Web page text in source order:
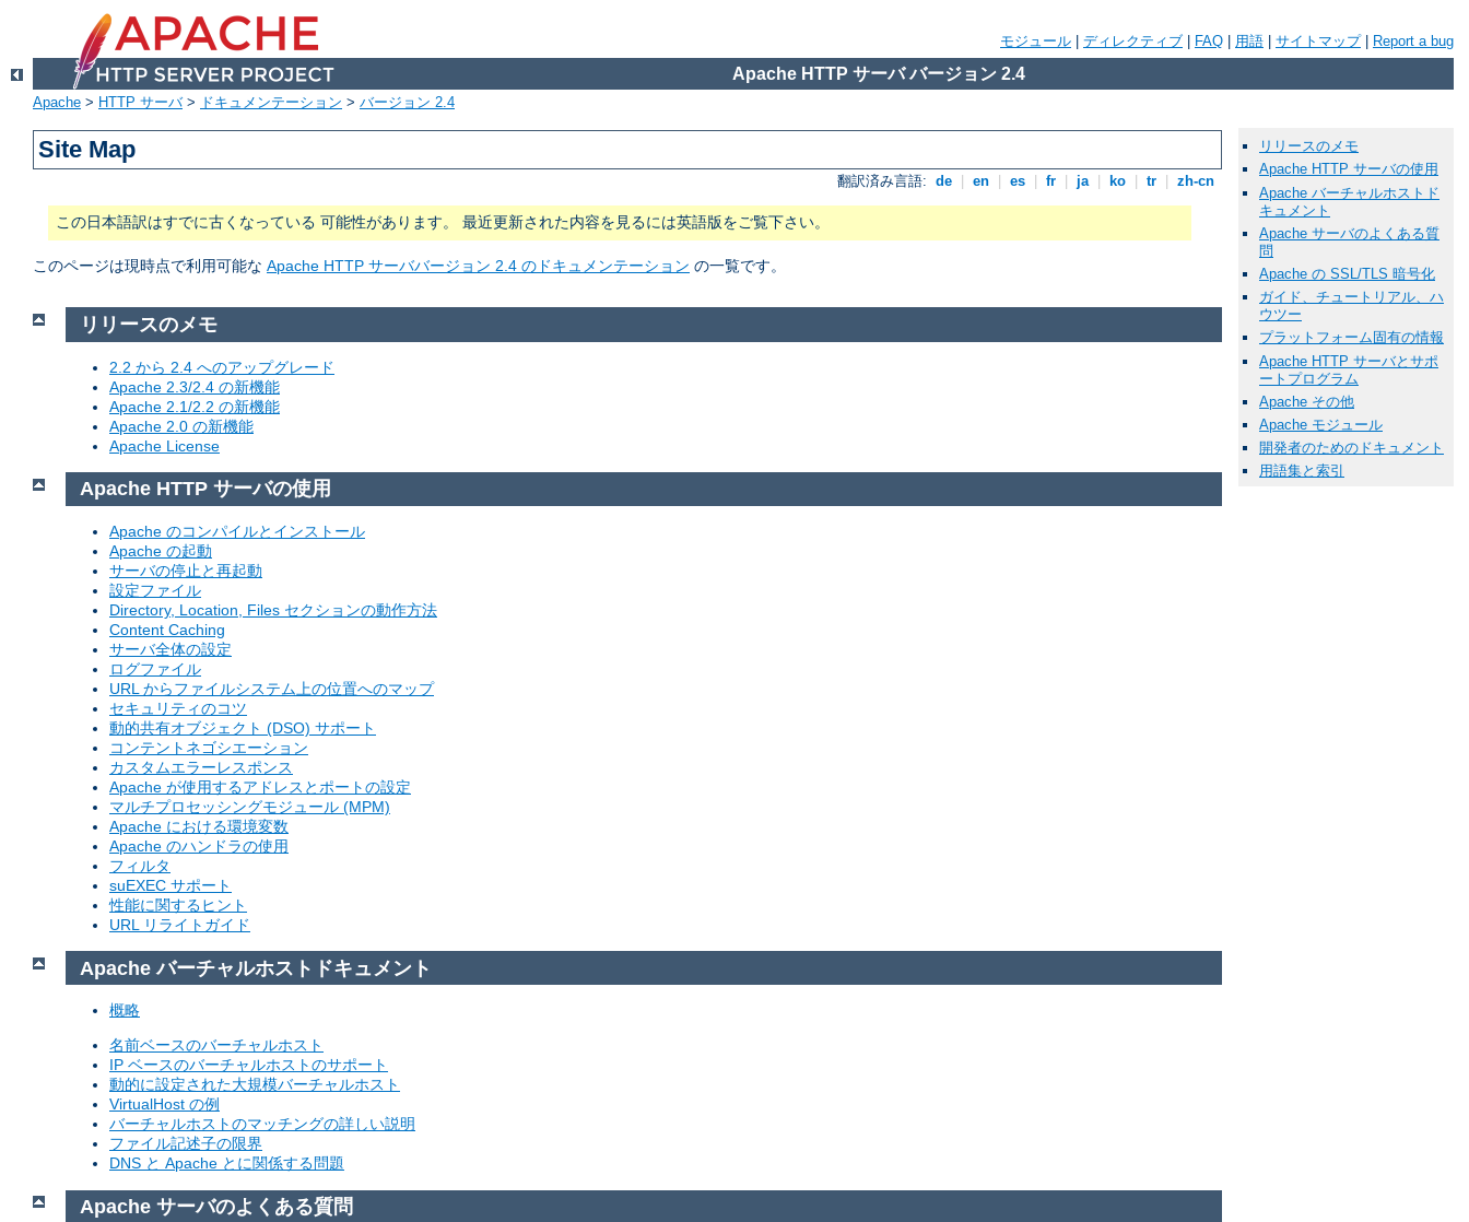
モジュール ディレクティブ FAQ 用語 サイトマップ| Report a bug
Apache HTTP サーバ バージョン 2.4
Apache > HTTP サーバ> ドキュメンテーション > バージョン 2.4
Site Map
翻訳済み言語: de en es fr ja ko tr zh-cn
この日本語訳はすでに古くなっている 可能性があります。 最近更新された内容を見るには英語版をご覧下さい。
このページは現時点で利用可能な Apache HTTP サーババージョン 2.4 のドキュメンテーション の一覧です。
リリースのメモ
2.2 から 2.4 へのアップグレード
Apache 2.3/2.4 の新機能
Apache 2.1/2.2 の新機能
Apache 2.0 の新機能
Apache License
Apache HTTP サーバの使用
Apache のコンパイルとインストール
Apache の起動
サーバの停止と再起動
設定ファイル
Directory, Location, Files セクションの動作方法
Content Caching
サーバ全体の設定
ログファイル
URL からファイルシステム上の位置へのマップ
セキュリティのコツ
動的共有オブジェクト (DSO) サポート
コンテントネゴシエーション
カスタムエラーレスポンス
Apache が使用するアドレスとポートの設定
マルチプロセッシングモジュール (MPM)
Apache における環境変数
Apache のハンドラの使用
フィルタ
suEXEC サポート
性能に関するヒント
URL リライトガイド
Apache バーチャルホストドキュメント
概略
名前ベースのバーチャルホスト
IP ベースのバーチャルホストのサポート
動的に設定された大規模バーチャルホスト
VirtualHost の例
バーチャルホストのマッチングの詳しい説明
ファイル記述子の限界
DNS と Apache とに関係する問題
Apache サーバのよくある質問
リリースのメモ
Apache HTTP サーバの使用
Apache バーチャルホストド
キュメント
Apache サーバのよくある質
問
Apache の SSL/TLS 暗号化
ガイド、チュートリアル、ハ
ウツー
プラットフォーム固有の情報
Apache HTTP サーバとサポ
ートプログラム
Apache その他
Apache モジュール
開発者のためのドキュメント
用語集と索引